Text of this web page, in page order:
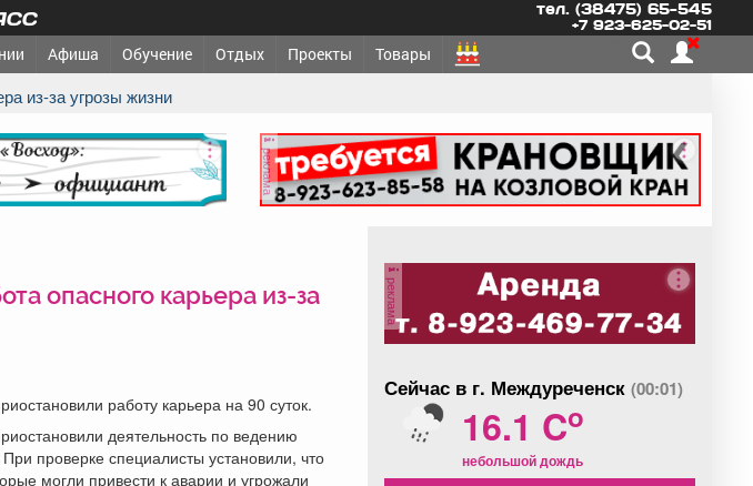
тел. (38475) 65-545
+7 923-625-02-51
Афиша Обучение Отдых Проекты Товары
из-за угрозы жизни
реклама
опасного карьера из-за
работу карьера на 90 суток.
деятельность по ведению
проверке специалисты установили, что
могли привести к аварии и угрожали
реклама
Сейчас в г. Междуреченск (00:01)
16.1 Co
небольшой дождь